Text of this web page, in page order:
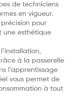
de techniciens
en vigueur.
pour
une esthétique
à la passerelle
l’apprentissage
vous permet de
à tout